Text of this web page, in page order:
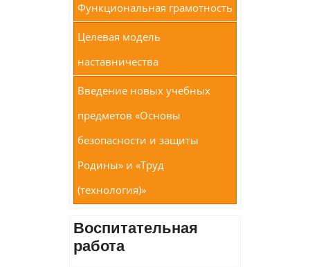
Функциональная грамотность
Целевая модель
наставничества
Введение новых учебных
предметов «Основы
безопасности и защиты
Родины» и «Труд
(технология)»
Воспитательная
работа